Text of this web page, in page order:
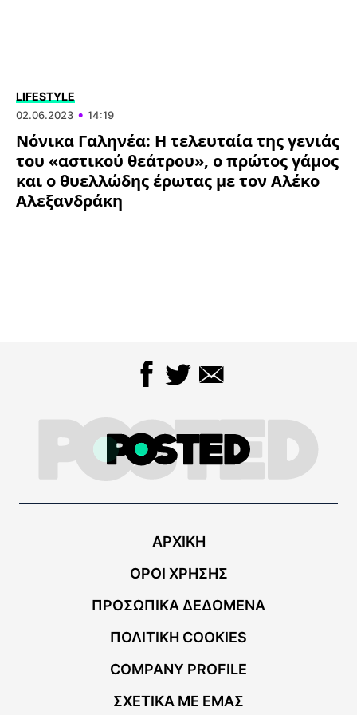
LIFESTYLE
02.06.2023 • 14:19
Νόνικα Γαληνέα: H τελευταία της γενιάς
του «αστικού θεάτρου», ο πρώτος γάμος
και ο θυελλώδης έρωτας με τον Αλέκο
Αλεξανδράκη
ΑΡΧΙΚΗ
ΟΡΟΙ ΧΡΗΣΗΣ
ΠΡΟΣΩΠΙΚΑ ΔΕΔΟΜΕΝΑ
ΠΟΛΙΤΙΚΗ COOKIES
COMPANY PROFILE
ΣΧΕΤΙΚΑ ΜΕ ΕΜΑΣ